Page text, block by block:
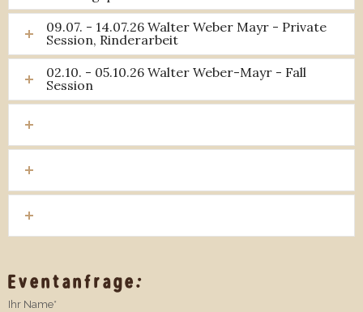
09.07. - 14.07.26 Walter Weber Mayr - Private
Session, Rinderarbeit
02.10. - 05.10.26 Walter Weber-Mayr - Fall
Session
Eventanfrage:
Ihr Name*